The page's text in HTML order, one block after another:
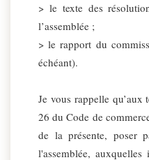
> le texte des
l’assemblée ;
> le rapport du
échéant).
Je vous rappelle
26 du Code de
de la présente, poser
l'assemblée,